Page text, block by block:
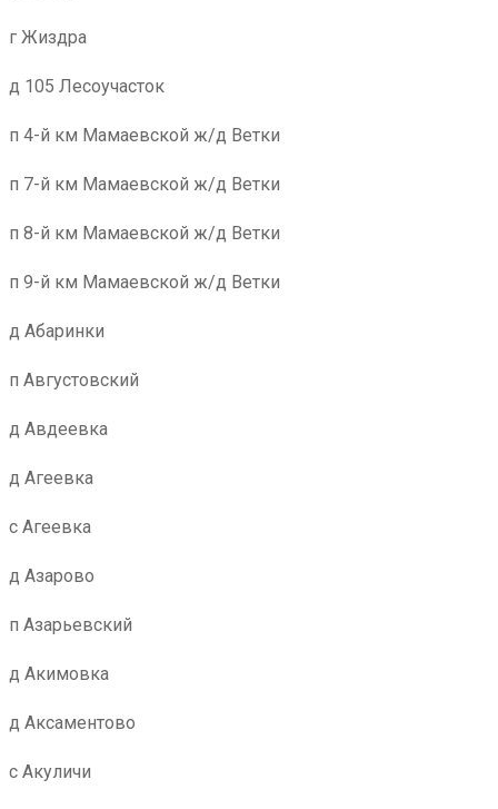
г Жиздра
д 105 Лесоучасток
п 4-й км Мамаевской ж/д Ветки
п 7-й км Мамаевской ж/д Ветки
п 8-й км Мамаевской ж/д Ветки
п 9-й км Мамаевской ж/д Ветки
д Абаринки
п Августовский
д Авдеевка
д Агеевка
с Агеевка
д Азарово
п Азарьевский
д Акимовка
д Аксаментово
с Акуличи